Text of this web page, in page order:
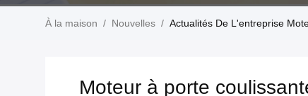
À la maison / Nouvelles / Actualités De L'entreprise
Moteur à porte